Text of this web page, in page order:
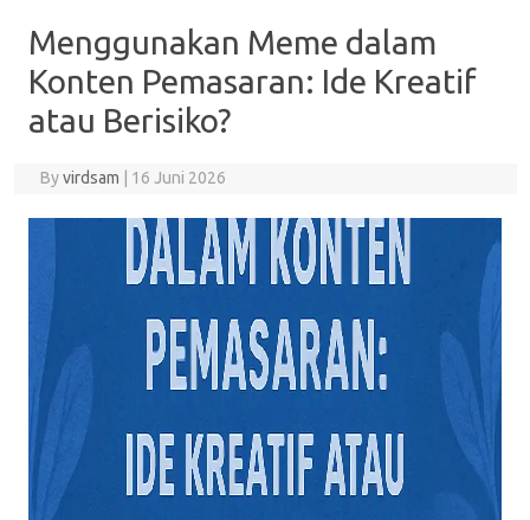
Menggunakan Meme dalam
Konten Pemasaran: Ide Kreatif
atau Berisiko?
Byvirdsam 16 Juni 2026